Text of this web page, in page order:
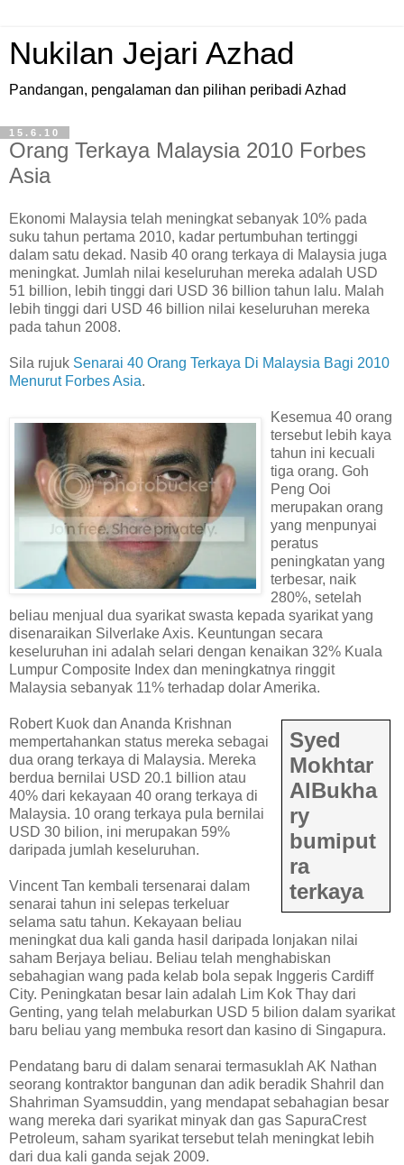
Nukilan Jejari Azhad
Pandangan, pengalaman dan pilihan peribadi Azhad
15.6.10
Orang Terkaya Malaysia 2010 Forbes
Asia
Ekonomi Malaysia telah meningkat sebanyak 10% pada
suku tahun pertama 2010, kadar pertumbuhan tertinggi
dalam satu dekad. Nasib 40 orang terkaya di Malaysia juga
meningkat. Jumlah nilai keseluruhan mereka adalah USD
51 billion, lebih tinggi dari USD 36 billion tahun lalu. Malah
lebih tinggi dari USD 46 billion nilai keseluruhan mereka
pada tahun 2008.
Sila rujuk Senarai 40 Orang Terkaya Di Malaysia Bagi 2010
Menurut Forbes Asia.
Kesemua 40 orang
tersebut lebih kaya
tahun ini kecuali
tiga orang. Goh
Peng Ooi
merupakan orang
yang menpunyai
peratus
peningkatan yang
terbesar, naik
280%, setelah
beliau menjual dua syarikat swasta kepada syarikat yang
disenaraikan Silverlake Axis. Keuntungan secara
keseluruhan ini adalah selari dengan kenaikan 32% Kuala
Lumpur Composite Index dan meningkatnya ringgit
Malaysia sebanyak 11% terhadap dolar Amerika.
Syed
Mokhtar
AlBukha
ry
bumiput
ra
terkaya
Robert Kuok dan Ananda Krishnan
mempertahankan status mereka sebagai
dua orang terkaya di Malaysia. Mereka
berdua bernilai USD 20.1 billion atau
40% dari kekayaan 40 orang terkaya di
Malaysia. 10 orang terkaya pula bernilai
USD 30 bilion, ini merupakan 59%
daripada jumlah keseluruhan.
Vincent Tan kembali tersenarai dalam
senarai tahun ini selepas terkeluar
selama satu tahun. Kekayaan beliau
meningkat dua kali ganda hasil daripada lonjakan nilai
saham Berjaya beliau. Beliau telah menghabiskan
sebahagian wang pada kelab bola sepak Inggeris Cardiff
City. Peningkatan besar lain adalah Lim Kok Thay dari
Genting, yang telah melaburkan USD 5 bilion dalam syarikat
baru beliau yang membuka resort dan kasino di Singapura.
Pendatang baru di dalam senarai termasuklah AK Nathan
seorang kontraktor bangunan dan adik beradik Shahril dan
Shahriman Syamsuddin, yang mendapat sebahagian besar
wang mereka dari syarikat minyak dan gas SapuraCrest
Petroleum, saham syarikat tersebut telah meningkat lebih
dari dua kali ganda sejak 2009.